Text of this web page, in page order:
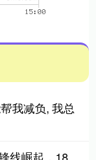
我减负, 我总